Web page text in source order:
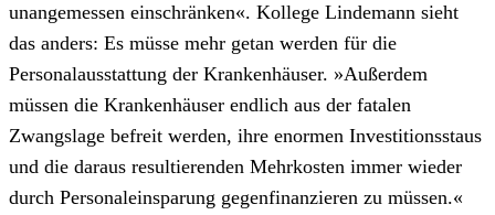
unangemessen einschränken«. Kollege Lindemann sieht
das anders: Es müsse mehr getan werden für die
Personalausstattung der Krankenhäuser. »Außerdem
müssen die Krankenhäuser endlich aus der fatalen
Zwangslage befreit werden, ihre enormen Investitionsstaus
und die daraus resultierenden Mehrkosten immer wieder
durch Personaleinsparung gegenfinanzieren zu müssen.«